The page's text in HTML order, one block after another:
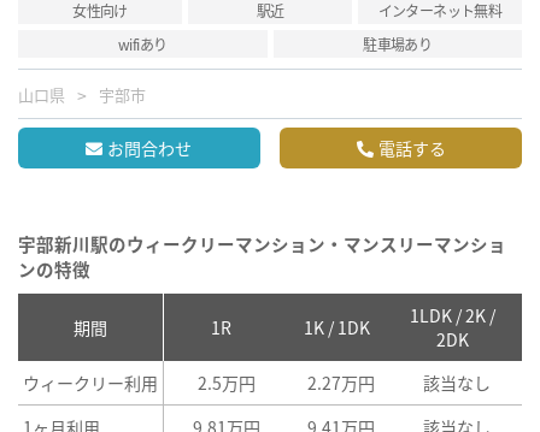
女性向け 駅近
インターネット無料
wifiあり
駐車場あり
山口県 宇部市
お問合わせ 電話する
宇部新川駅のウィークリーマンション・マンスリーマンショ
ンの特徴
期間 1R 1K / 1DK
1LDK / 2K /
2DK
ウィークリー利用 2.5万円 2.27万円 該当なし
1ヶ月利用
9.81万円 9.41万円 該当なし